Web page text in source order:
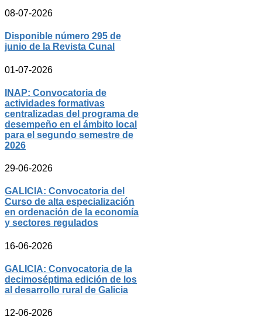
08-07-2026
Disponible número 295 de
junio de la Revista Cunal
01-07-2026
INAP: Convocatoria de
actividades formativas
centralizadas del programa de
desempeño en el ámbito local
para el segundo semestre de
2026
29-06-2026
GALICIA: Convocatoria del
Curso de alta especialización
en ordenación de la economía
y sectores regulados
16-06-2026
GALICIA: Convocatoria de la
decimoséptima edición de los
al desarrollo rural de Galicia
12-06-2026